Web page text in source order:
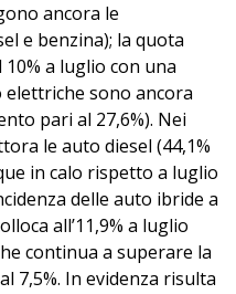
ancora le
e benzina); la quota
a luglio con una
elettriche sono ancora
pari al 27,6%). Nei
le auto diesel (44,1%
in calo rispetto a luglio
delle auto ibride a
all’11,9% a luglio
continua a superare la
7,5%. In evidenza risulta